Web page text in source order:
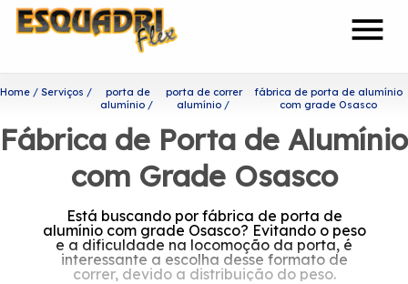
menu
Home Serviços
porta de
alumínio
porta de correr
alumínio
fábrica de porta de alumínio
com grade Osasco
Fábrica de Porta de Alumínio
com Grade Osasco
Está buscando por fábrica de porta de
alumínio com grade Osasco? Evitando o peso
e a dificuldade na locomoção da porta, é
interessante a escolha desse formato de
correr, devido a distribuição do peso.